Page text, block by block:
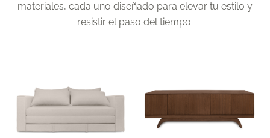
materiales, cada uno diseñado para elevar tu estilo y
resistir el paso del tiempo.